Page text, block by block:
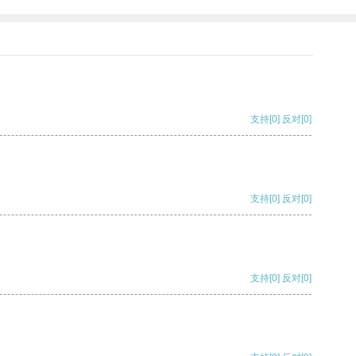
支持[0] 反对[0]
支持[0] 反对[0]
支持[0] 反对[0]